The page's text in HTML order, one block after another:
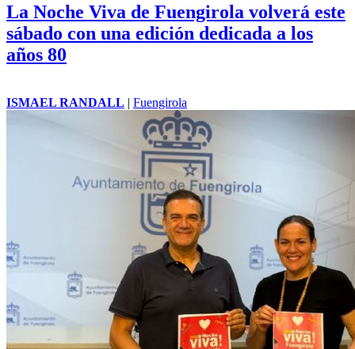
La Noche Viva de Fuengirola volverá este
sábado con una edición dedicada a los
años 80
ISMAEL RANDALL | Fuengirola